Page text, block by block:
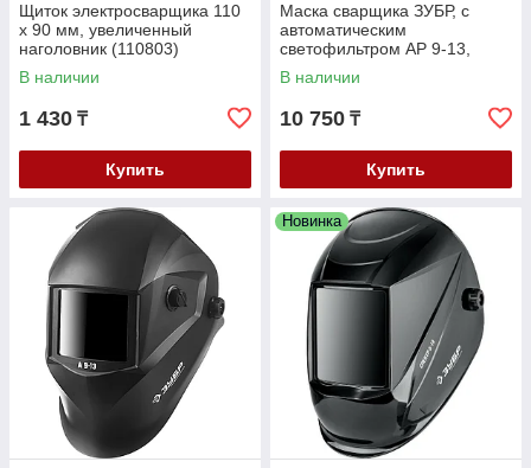
Щиток электросварщика 110
х 90 мм, увеличенный
наголовник (110803)
В наличии
1 430 ₸
Купить
Маска сварщика ЗУБР, с
автоматическим
светофильтром АР 9-13,
затемнение 4/9-13, серия
"Профессионал" (11073)
В наличии
10 750 ₸
Купить
Новинка